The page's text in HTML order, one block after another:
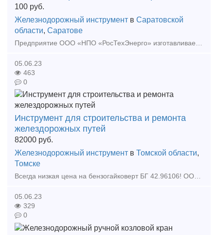
100 руб.
Железнодорожный инструмент в Саратовской
области, Саратове
Предприятие ООО «НПО «РосТехЭнерго» изготавливает Установка обрезки обмоток статора УООС-1. Предназначена для обрезки лобовой части обмоток статоров асинхронных электрических двигателей.
05.06.23
463
0
Инструмент для строительства и ремонта
желездорожных путей
82000 руб.
Железнодорожный инструмент в Томской области,
Томске
Всегда низкая цена на бензогайковерт БГ 42.96106! ООО"Томпромтехника" осуществляет комплексные поставки новой серии инструмента с приводом от двухтактного бензинового двигателя внутр
05.06.23
329
0